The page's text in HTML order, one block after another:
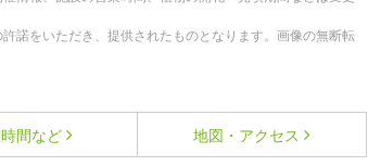
諾をいただき、提供されたものとなります。画像の無断転
間など 地図・アクセス